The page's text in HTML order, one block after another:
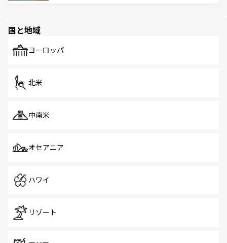
で、ホーカーズは地元の風情を楽しめる外せないスポット
国と地域
ヨーロッパ
北米
中南米
オセアニア
ハワイ
リゾート